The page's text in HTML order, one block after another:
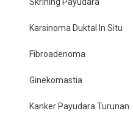
Karsinoma Duktal In Situ
Fibroadenoma
Ginekomastia
Kanker Payudara Turunan